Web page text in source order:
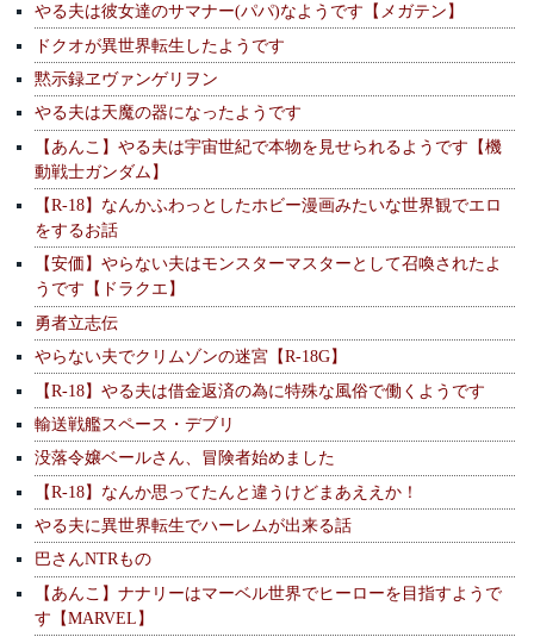
やる夫は彼女達のサマナー(パパ)なようです【メガテン】
ドクオが異世界転生したようです
黙示録ヱヴァンゲリヲン
やる夫は天魔の器になったようです
【あんこ】やる夫は宇宙世紀で本物を見せられるようです【機
動戦士ガンダム】
【R-18】なんかふわっとしたホビー漫画みたいな世界観でエロ
をするお話
【安価】やらない夫はモンスターマスターとして召喚されたよ
うです【ドラクエ】
勇者立志伝
やらない夫でクリムゾンの迷宮【R-18G】
【R-18】やる夫は借金返済の為に特殊な風俗で働くようです
輸送戦艦スペース・デブリ
没落令嬢ベールさん、冒険者始めました
【R-18】なんか思ってたんと違うけどまあええか！
やる夫に異世界転生でハーレムが出来る話
巴さんNTRもの
【あんこ】ナナリーはマーベル世界でヒーローを目指すようで
す【MARVEL】